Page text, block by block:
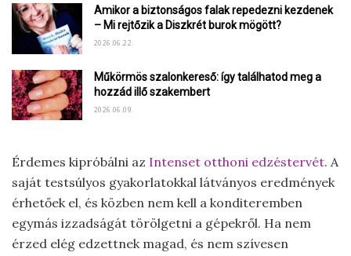
Amikor a biztonságos falak repedezni kezdenek
– Mi rejtőzik a Diszkrét burok mögött?
2026.06.22.
Műkörmös szalonkereső: így találhatod meg a
hozzád illő szakembert
2026.06.09.
Érdemes kipróbálni az Intenset otthoni edzéstervét. A
saját testsúlyos gyakorlatokkal látványos eredmények
érhetőek el, és közben nem kell a konditeremben
egymás izzadságát törölgetni a gépekről. Ha nem
érzed elég edzettnek magad, és nem szívesen